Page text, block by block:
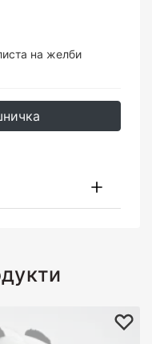
на желби